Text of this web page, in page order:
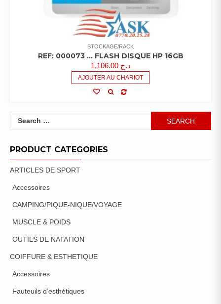
STOCKAGE/RACK
REF: 000073 … FLASH DISQUE HP 16GB
د.ج 1,106.00
AJOUTER AU CHARIOT
Search
PRODUCT CATEGORIES
ARTICLES DE SPORT
Accessoires
CAMPING/PIQUE-NIQUE/VOYAGE
MUSCLE & POIDS
OUTILS DE NATATION
COIFFURE & ESTHETIQUE
Accessoires
Fauteuils d’esthétiques